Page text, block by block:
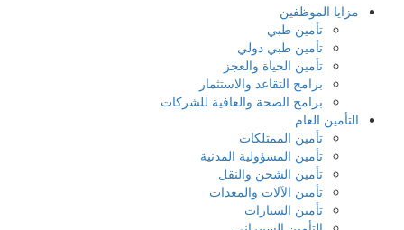
مزايا الموظفين
تأمين طبي
تأمين طبي دولي
تأمين الحياة والعجز
برامج التقاعد والاستثمار
برامج الصحة والعافية للشركات
التأمين العام
تأمين الممتلكات
تأمين المسؤولية المدنية
تأمين الشحن والنقل
تأمين الآلات والمعدات
تأمين السيارات